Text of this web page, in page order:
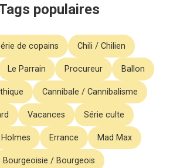
populaires
de copains Chili / Chilien
Le Parrain Procureur Ballon
Cannibale / Cannibalisme
Vacances Série culte
Errance Mad Max
Bourgeoisie / Bourgeois